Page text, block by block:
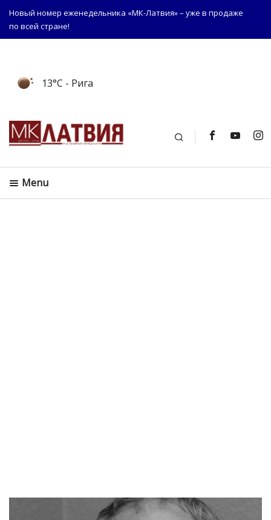
Новый номер еженедельника «МК-Латвия» – уже в продаже
по всей стране!
13°C - Рига
Поиск
Menu